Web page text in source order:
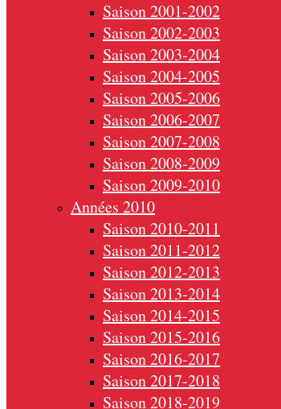
Saison 2001-2002
Saison 2002-2003
Saison 2003-2004
Saison 2004-2005
Saison 2005-2006
Saison 2006-2007
Saison 2007-2008
Saison 2008-2009
Saison 2009-2010
Années 2010
Saison 2010-2011
Saison 2011-2012
Saison 2012-2013
Saison 2013-2014
Saison 2014-2015
Saison 2015-2016
Saison 2016-2017
Saison 2017-2018
Saison 2018-2019